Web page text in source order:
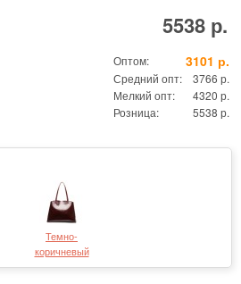
5538 р.
Оптом: 3101 р.
Средний опт:
3766 р.
Мелкий опт:
4320 р.
Розница:
5538 р.
Темно-
коричневый